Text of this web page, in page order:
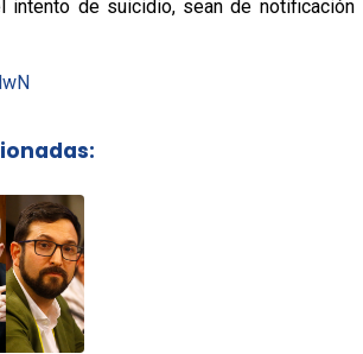
intento de suicidio, sean de notificación